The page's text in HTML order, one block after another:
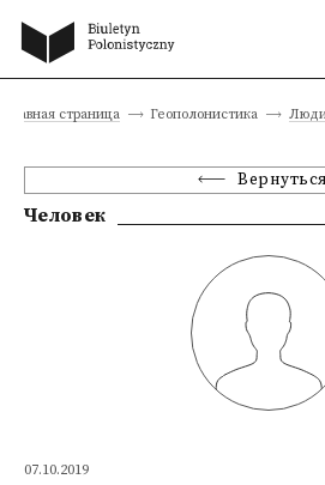
Главная страница Геополонистика
Вернуться
Человек
07.10.2019